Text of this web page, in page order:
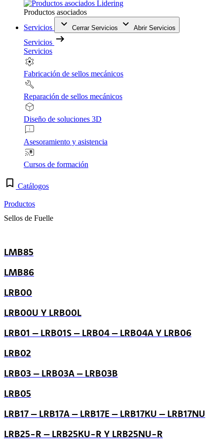
Productos asociados
Servicios
Cerrar Servicios Abrir Servicios
Servicios
Servicios
Fabricación de sellos mecánicos
Reparación de sellos mecánicos
Diseño de soluciones 3D
Asesoramiento y asistencia
Cursos de formación
Catálogos
Productos
Sellos de Fuelle
LMB85
LMB86
LRB00
LRB00U Y LRB00L
LRB01 – LRB01S – LRB04 – LRB04A Y LRB06
LRB02
LRB03 – LRB03A – LRB03B
LRB05
LRB17 – LRB17A – LRB17E – LRB17KU – LRB17NU
LRB25-R – LRB25KU-R Y LRB25NU-R